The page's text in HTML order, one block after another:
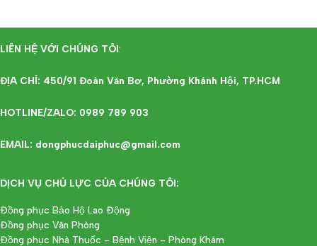
LIÊN HỆ VỚI CHÚNG TÔI:
ĐỊA CHỈ: 450/91 Đoàn Văn Bơ, Phường Khánh Hội, TP.HCM
HOTLINE/ZALO: 0989 789 903
EMAIL: dongphucdaiphuc@gmail.com
DỊCH VỤ CHỦ LỰC CỦA CHÚNG TÔI:
Đồng phục Bảo Hộ Lao Động
Đồng phục Văn Phòng
Đồng phục Nhà Thuốc - Bệnh Viện - Phòng Khám